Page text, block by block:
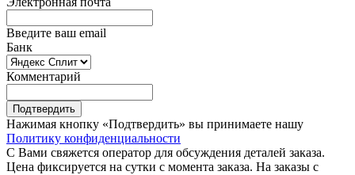
Введите ваш email
Банк
Комментарий
Подтвердить
Нажимая кнопку «Подтвердить» вы принимаете нашу
Политику конфиденциальности
С Вами свяжется оператор для обсуждения деталей заказа.
Цена фиксируется на сутки с момента заказа. На заказы с